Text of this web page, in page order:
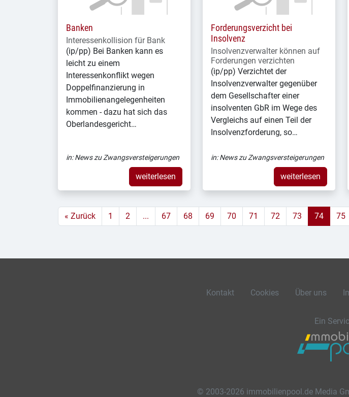
Banken
Interessenkollision für Bank
(ip/pp) Bei Banken kann es
leicht zu einem
Interessenkonflikt wegen
Doppelfinanzierung in
Immobilienangelegenheiten
kommen - dazu hat sich das
Oberlandesgericht…
in:News zu Zwangsversteigerungen
weiterlesen
Forderungsverzicht bei
Insolvenz
Insolvenzverwalter können auf
Forderungen verzichten
(ip/pp) Verzichtet der
Insolvenzverwalter gegenüber
dem Gesellschafter einer
insolventen GbR im Wege des
Vergleichs auf einen Teil der
Insolvenzforderung, so…
in:News zu Zwangsversteigerungen
weiterlesen
« Zurück 1 2 ... 67 68 69 70 71 72 73 74 75
Kontakt Cookies Über uns
Ein
© 2003-2026 immobilienpool.de Media